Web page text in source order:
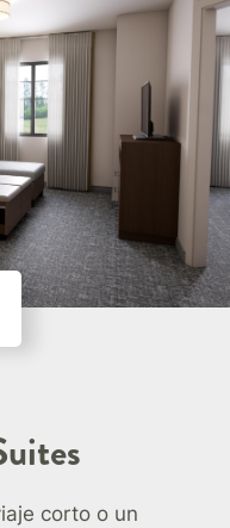
corto o un